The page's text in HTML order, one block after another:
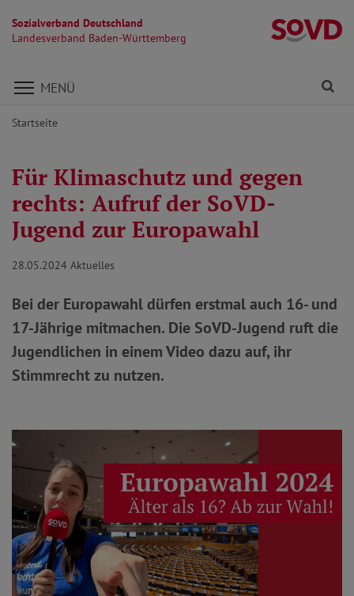
Sozialverband Deutschland
Landesverband Baden-Württemberg
Direkt zu den Inhalten springen
MENÜ
Startseite
Für Klimaschutz und gegen
rechts: Aufruf der SoVD-
Jugend zur Europawahl
28.05.2024 Aktuelles
Bei der Europawahl dürfen erstmal auch 16- und
17-Jährige mitmachen. Die SoVD-Jugend ruft die
Jugendlichen in einem Video dazu auf, ihr
Stimmrecht zu nutzen.